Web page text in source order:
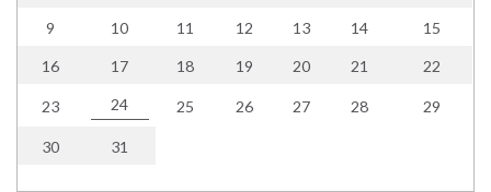
9 10 11 12 13 14 15
16 17 18 19 20 21 22
23 24 25 26 27 28 29
30 31